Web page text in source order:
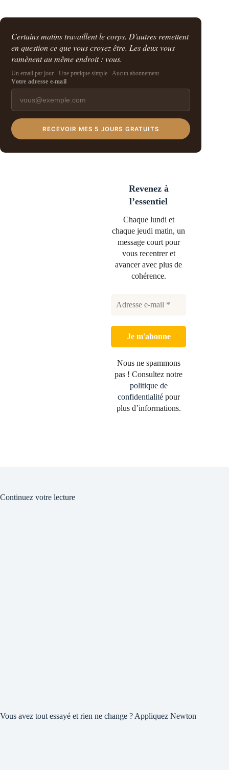
Certains matins travaillent le corps. D'autres remettent
en question ce que vous croyez être. Les deux vous
ramènent au même endroit : vous.
Un email par jour · Une pratique simple · Aucun abonnement
Votre adresse e-mail
RECEVOIR MES 5 JOURS GRATUITS
Revenez à
l’essentiel
Chaque lundi et
chaque jeudi matin, un
message court pour
vous recentrer et
avancer avec plus de
cohérence.
Nous ne spammons
pas ! Consultez notre
politique de
confidentialitépour
plus d’informations.
Continuez votre lecture
Vous avez tout essayé et rien ne change ? Appliquez Newton